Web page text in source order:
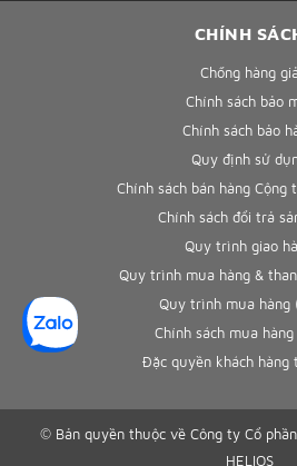
CHÍNH
Chống hàng giả
Chính sách bảo
Chính sách bảo
Quy định sử
Chính sách bán hàng Cộng
Chính sách đổi trả
Quy trình giao
Quy trình mua hàng &
Quy trình mua hàng
Chính sách mua
Đặc quyền khách hàng
© Bản quyền thuộc về Công ty Cổ
HELIOS